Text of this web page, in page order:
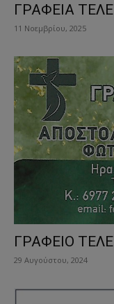
ΓΡΑΦΕΙΑ
11 Νοεμβρίου, 2025
ΓΡΑΦΕΙΟ
29 Αυγούστου, 2024